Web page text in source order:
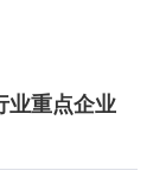
重点企业